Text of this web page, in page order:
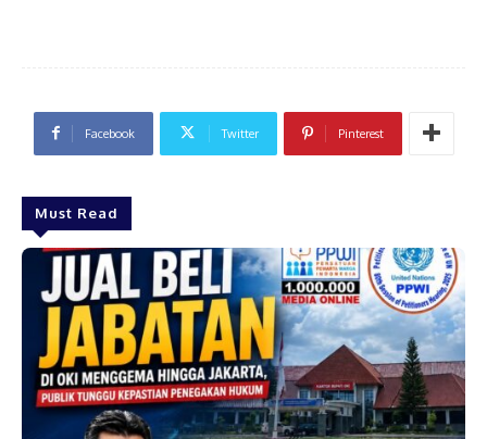
Facebook Twitter Pinterest
Must Read